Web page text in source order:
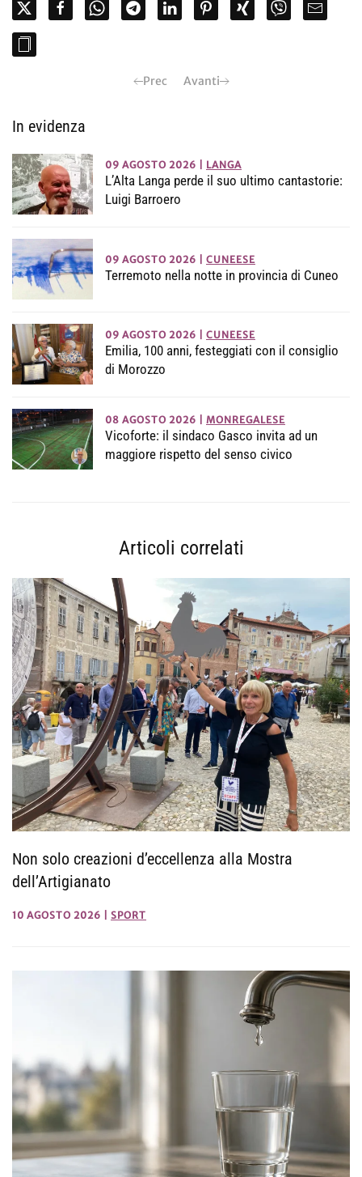
Prec Avanti
In evidenza
09 AGOSTO 2026 LANGA
L’Alta Langa perde il suo ultimo cantastorie:
Luigi Barroero
09 AGOSTO 2026 CUNEESE
Terremoto nella notte in provincia di Cuneo
09 AGOSTO 2026 CUNEESE
Emilia, 100 anni, festeggiati con il consiglio
di Morozzo
08 AGOSTO 2026 MONREGALESE
Vicoforte: il sindaco Gasco invita ad un
maggiore rispetto del senso civico
Articoli correlati
Non solo creazioni d’eccellenza alla Mostra
dell’Artigianato
10 AGOSTO 2026 SPORT